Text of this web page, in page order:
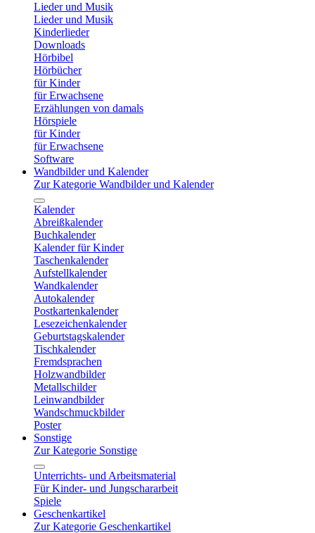
Lieder und Musik
Lieder und Musik
Kinderlieder
Downloads
Hörbibel
Hörbücher
für Kinder
für Erwachsene
Erzählungen von damals
Hörspiele
für Kinder
für Erwachsene
Software
Wandbilder und Kalender
Zur Kategorie Wandbilder und Kalender
Kalender
Abreißkalender
Buchkalender
Kalender für Kinder
Taschenkalender
Aufstellkalender
Wandkalender
Autokalender
Postkartenkalender
Lesezeichenkalender
Geburtstagskalender
Tischkalender
Fremdsprachen
Holzwandbilder
Metallschilder
Leinwandbilder
Wandschmuckbilder
Poster
Sonstige
Zur Kategorie Sonstige
Unterrichts- und Arbeitsmaterial
Für Kinder- und Jungschararbeit
Spiele
Geschenkartikel
Zur Kategorie Geschenkartikel